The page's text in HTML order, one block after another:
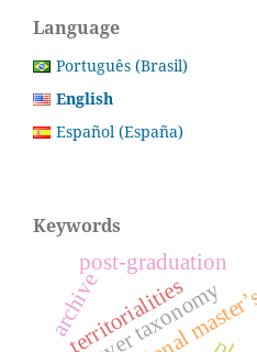
Language
Português (Brasil)
English
Español (España)
Keywords
player taxonomy
territorialities
archive
post-graduation